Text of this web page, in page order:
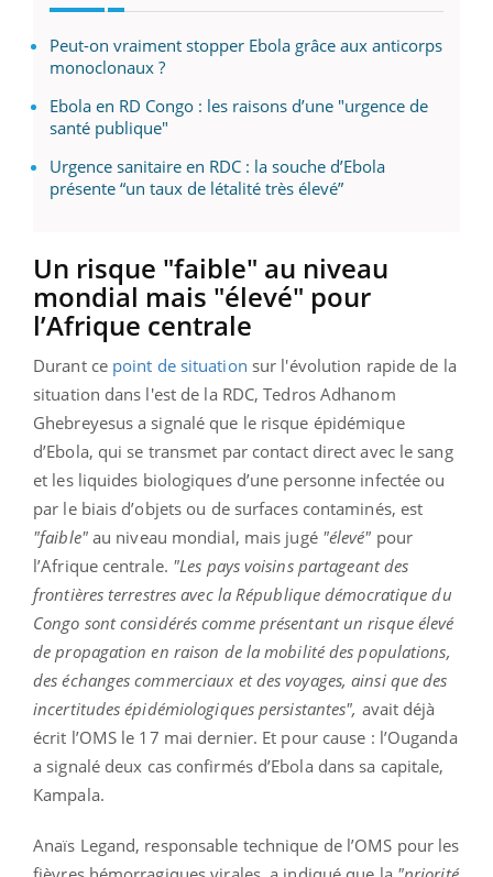
Peut-on vraiment stopper Ebola grâce aux anticorps
monoclonaux ?
Ebola en RD Congo : les raisons d’une "urgence de
santé publique"
Urgence sanitaire en RDC : la souche d’Ebola
présente “un taux de létalité très élevé”
Un risque "faible" au niveau
mondial mais "élevé" pour
l’Afrique centrale
Durant ce point de situation sur l'évolution rapide de la
situation dans l'est de la RDC, Tedros Adhanom
Ghebreyesus a signalé que le risque épidémique
d’Ebola, qui se transmet par contact direct avec le sang
et les liquides biologiques d’une personne infectée ou
par le biais d’objets ou de surfaces contaminés, est
"faible"au niveau mondial, mais jugé "élevé" pour
l’Afrique centrale. "Les pays voisins partageant des
frontières terrestres avec la République démocratique du
Congo sont considérés comme présentant un risque élevé
de propagation en raison de la mobilité des populations,
des échanges commerciaux et des voyages, ainsi que des
incertitudes épidémiologiques persistantes", avait déjà
écrit l’OMS le 17 mai dernier. Et pour cause : l’Ouganda
a signalé deux cas confirmés d’Ebola dans sa capitale,
Kampala.
Anaïs Legand, responsable technique de l’OMS pour les